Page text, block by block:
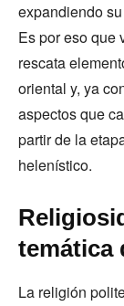
expandiendo
Es por eso que
rescata
oriental y, ya
aspectos que
partir de la
helenístico.
temática
La religión